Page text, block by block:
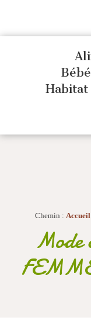
Habitat
Chemin : Accueil
Mode